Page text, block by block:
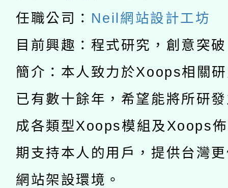
礎課程
A3數位素養講師名單
「數位內容與教學軟體
pilot」
有關大陸委員會函釋公
薪期間赴陸應申請許可
業技術研究院辦理「
用水績優單位及節水達
動」
開 智慧啟航」
2026年桃園地景藝術
任職公司： Neil網站設計工坊
目前興趣：程式研究，創意突
簡介：本人致力於Xoops相關
已有數十餘年，希望能將所研
成各類型Xoops模組及Xoops
期支持本人的用戶，提供台灣
網站架設環境。